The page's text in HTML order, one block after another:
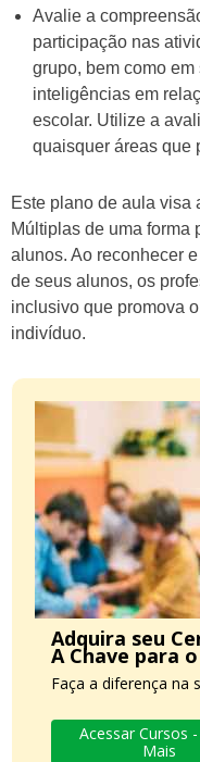
Avalie a
participação nas
grupo, bem como
inteligências em
escolar. Utilize a
quaisquer áreas que
Este plano de aula visa
Múltiplas de uma forma
alunos. Ao reconhecer
de seus alunos, os
inclusivo que promova
indivíduo.
Adquira seu
A Chave para
Faça a diferença na
Acessar Cursos
Mais